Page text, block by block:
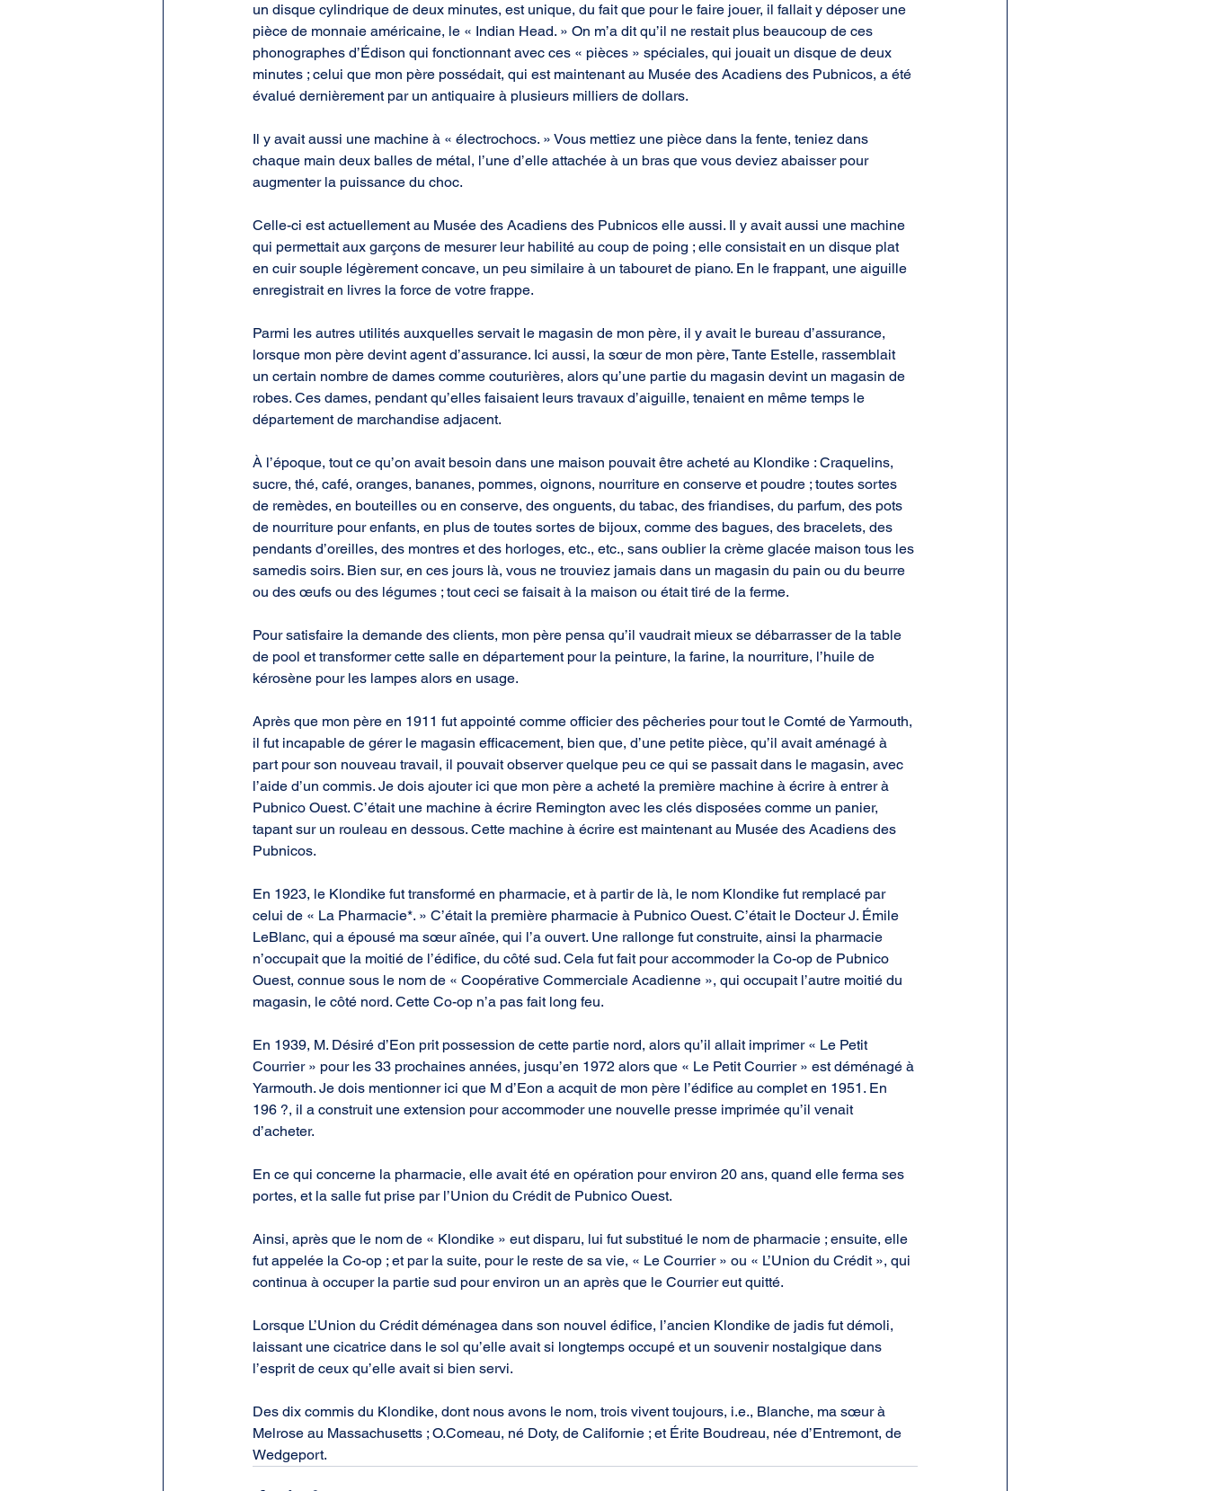
un disque cylindrique de deux minutes, est unique, du fait que pour le faire jouer, il fallait y déposer une
pièce de monnaie américaine, le « Indian Head. » On m’a dit qu’il ne restait plus beaucoup de ces
phonographes d’Édison qui fonctionnant avec ces « pièces » spéciales, qui jouait un disque de deux
minutes ; celui que mon père possédait, qui est maintenant au Musée des Acadiens des Pubnicos, a été
évalué dernièrement par un antiquaire à plusieurs milliers de dollars.
Il y avait aussi une machine à « électrochocs. » Vous mettiez une pièce dans la fente, teniez dans
chaque main deux balles de métal, l’une d’elle attachée à un bras que vous deviez abaisser pour
augmenter la puissance du choc.
Celle-ci est actuellement au Musée des Acadiens des Pubnicos elle aussi. Il y avait aussi une machine
qui permettait aux garçons de mesurer leur habilité au coup de poing ; elle consistait en un disque plat
en cuir souple légèrement concave, un peu similaire à un tabouret de piano. En le frappant, une aiguille
enregistrait en livres la force de votre frappe.
Parmi les autres utilités auxquelles servait le magasin de mon père, il y avait le bureau d’assurance,
lorsque mon père devint agent d’assurance. Ici aussi, la sœur de mon père, Tante Estelle, rassemblait
un certain nombre de dames comme couturières, alors qu’une partie du magasin devint un magasin de
robes. Ces dames, pendant qu’elles faisaient leurs travaux d’aiguille, tenaient en même temps le
département de marchandise adjacent.
À l’époque, tout ce qu’on avait besoin dans une maison pouvait être acheté au Klondike : Craquelins,
sucre, thé, café, oranges, bananes, pommes, oignons, nourriture en conserve et poudre ; toutes sortes
de remèdes, en bouteilles ou en conserve, des onguents, du tabac, des friandises, du parfum, des pots
de nourriture pour enfants, en plus de toutes sortes de bijoux, comme des bagues, des bracelets, des
pendants d’oreilles, des montres et des horloges, etc., etc., sans oublier la crème glacée maison tous les
samedis soirs. Bien sur, en ces jours là, vous ne trouviez jamais dans un magasin du pain ou du beurre
ou des œufs ou des légumes ; tout ceci se faisait à la maison ou était tiré de la ferme.
Pour satisfaire la demande des clients, mon père pensa qu’il vaudrait mieux se débarrasser de la table
de pool et transformer cette salle en département pour la peinture, la farine, la nourriture, l’huile de
kérosène pour les lampes alors en usage.
Après que mon père en 1911 fut appointé comme officier des pêcheries pour tout le Comté de Yarmouth,
il fut incapable de gérer le magasin efficacement, bien que, d’une petite pièce, qu’il avait aménagé à
part pour son nouveau travail, il pouvait observer quelque peu ce qui se passait dans le magasin, avec
l’aide d’un commis. Je dois ajouter ici que mon père a acheté la première machine à écrire à entrer à
Pubnico Ouest. C’était une machine à écrire Remington avec les clés disposées comme un panier,
tapant sur un rouleau en dessous. Cette machine à écrire est maintenant au Musée des Acadiens des
Pubnicos.
En 1923, le Klondike fut transformé en pharmacie, et à partir de là, le nom Klondike fut remplacé par
celui de « La Pharmacie*. » C’était la première pharmacie à Pubnico Ouest. C’était le Docteur J. Émile
LeBlanc, qui a épousé ma sœur aînée, qui l’a ouvert. Une rallonge fut construite, ainsi la pharmacie
n’occupait que la moitié de l’édifice, du côté sud. Cela fut fait pour accommoder la Co-op de Pubnico
Ouest, connue sous le nom de « Coopérative Commerciale Acadienne », qui occupait l’autre moitié du
magasin, le côté nord. Cette Co-op n’a pas fait long feu.
En 1939, M. Désiré d’Eon prit possession de cette partie nord, alors qu’il allait imprimer « Le Petit
Courrier » pour les 33 prochaines années, jusqu’en 1972 alors que « Le Petit Courrier » est déménagé à
Yarmouth. Je dois mentionner ici que M d’Eon a acquit de mon père l’édifice au complet en 1951. En
196 ?, il a construit une extension pour accommoder une nouvelle presse imprimée qu’il venait
d’acheter.
En ce qui concerne la pharmacie, elle avait été en opération pour environ 20 ans, quand elle ferma ses
portes, et la salle fut prise par l’Union du Crédit de Pubnico Ouest.
Ainsi, après que le nom de « Klondike » eut disparu, lui fut substitué le nom de pharmacie ; ensuite, elle
fut appelée la Co-op ; et par la suite, pour le reste de sa vie, « Le Courrier » ou « L’Union du Crédit », qui
continua à occuper la partie sud pour environ un an après que le Courrier eut quitté.
Lorsque L’Union du Crédit déménagea dans son nouvel édifice, l’ancien Klondike de jadis fut démoli,
laissant une cicatrice dans le sol qu’elle avait si longtemps occupé et un souvenir nostalgique dans
l’esprit de ceux qu’elle avait si bien servi.
Des dix commis du Klondike, dont nous avons le nom, trois vivent toujours, i.e., Blanche, ma sœur à
Melrose au Massachusetts ; O.Comeau, né Doty, de Californie ; et Érite Boudreau, née d’Entremont, de
Wedgeport.